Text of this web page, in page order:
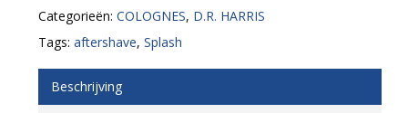
Categorieën: COLOGNES, D.R. HARRIS
Tags: aftershave, Splash
Beschrijving